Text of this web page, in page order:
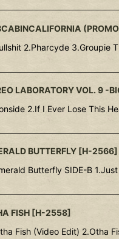
2.Pharcyde 3.Groupie
LABORATORY VOL. 9 -
2.If I Ever Lose This
BUTTERFLY [H-2566]
Butterfly SIDE-B
FISH [H-2558]
Fish (Video Edit) 2.Otha